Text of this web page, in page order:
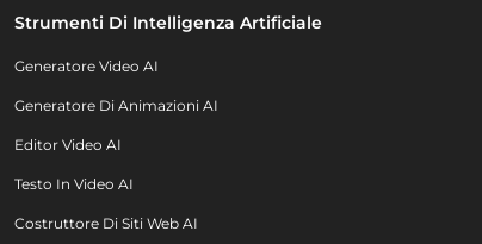
Strumenti Di Intelligenza Artificiale
Generatore Video AI
Generatore Di Animazioni AI
Editor Video AI
Testo In Video AI
Costruttore Di Siti Web AI